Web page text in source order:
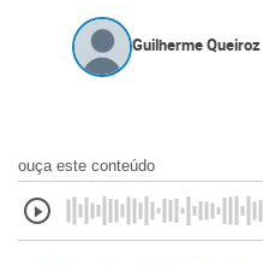
Guilherme Queiroz
ouça este conteúdo